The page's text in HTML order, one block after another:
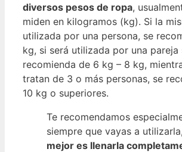
diversos pesos de ropa,
miden en kilogramos (kg). Si la
utilizada por una persona, se
kg, si será utilizada por una pareja
recomienda de 6 kg – 8 kg,
tratan de 3 o más personas, se
10 kg o superiores.
Te recomendamos
siempre que vayas a utilizarla,
mejor es llenarla